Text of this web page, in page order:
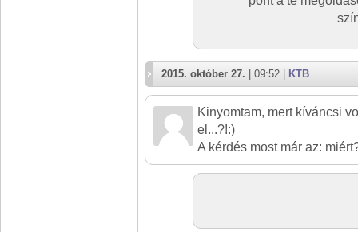
2015. október 27. | 09:52 | KTB
Kinyomtam, mert kíváncsi
el...?!:)
A kérdés most már az: